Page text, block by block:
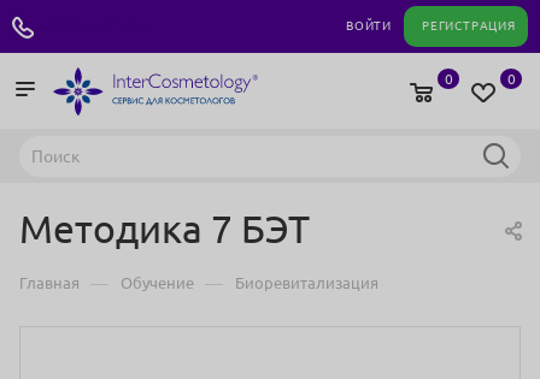
ВОЙТИ РЕГИСТРАЦИЯ
0
0
Методика 7 БЭТ
Главная — Обучение — Биоревитализация